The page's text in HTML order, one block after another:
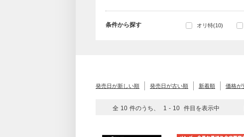
条件から探す オリ特(10)
発売日が新しい順 発売日が古い順 新着順 価格が
全 10 件のうち、 1 - 10 件目を表示中